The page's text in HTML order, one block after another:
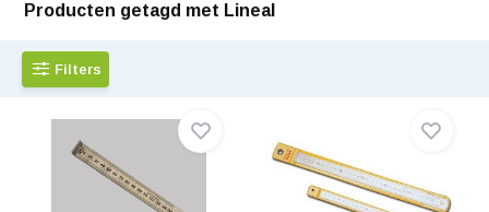
Producten getagd met Lineal
Filters